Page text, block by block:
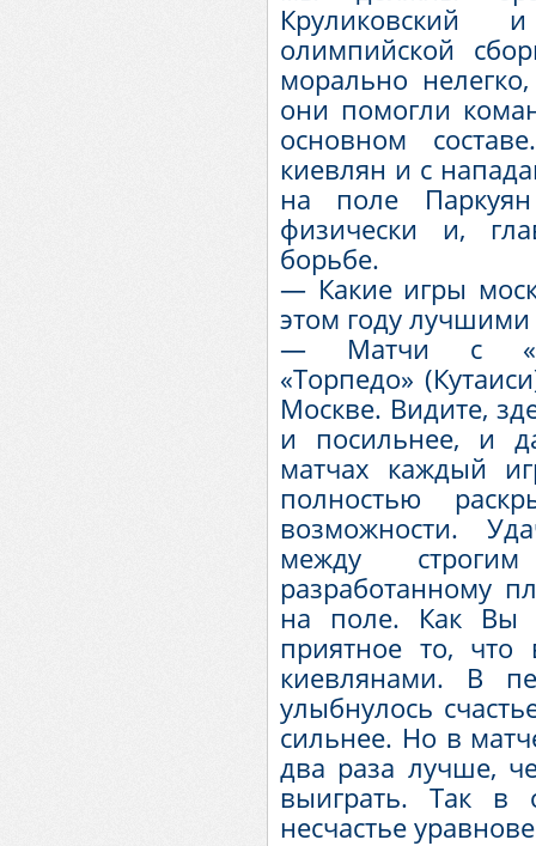
олимпийской
морально
они помогли
основном
киевлян и с
на поле
физически и,
борьбе.
— Какие игры
этом году
— Матчи с
«Торпедо»
Москве. Видите,
и посильнее, и
матчах каждый
полностью
возможности.
между
разработанному
на поле. Как Вы
приятное то, что
киевлянами. В
улыбнулось
сильнее. Но в
два раза лучше,
выиграть. Так в
несчастье